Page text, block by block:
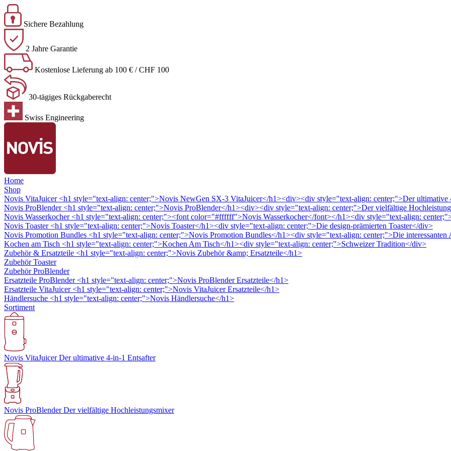
Sichere Bezahlung
2 Jahre Garantie
Kostenlose Lieferung ab 100 € / CHF 100
30-tägiges Rückgaberecht
Swiss Engineering
Home
Shop
Novis VitaJuicer <h1 style="text-align: center;">Novis NewGen SX-3 VitaJuicer</h1><div><div style="text-align: center;">Der
Novis ProBlender <h1 style="text-align: center;">Novis ProBlender</h1><div><div style="text-align: center;">Der vielfältige
Novis Wasserkocher <h1 style="text-align: center;"><font color="#ffffff">Novis Wasserkocher</font></h1><div style="text-align:
Novis Toaster <h1 style="text-align: center;">Novis Toaster</h1><div style="text-align: center;">Die design-prämierten Toaster</div>
Novis Promotion Bundles <h1 style="text-align: center;">Novis Promotion Bundles</h1><div style="text-align: center;">Die interessanten
Kochen am Tisch <h1 style="text-align: center;">Kochen Am Tisch</h1><div style="text-align: center;">Schweizer Tradition</div>
Zubehör & Ersatzteile <h1 style="text-align: center;">Novis Zubehör &amp; Ersatzteile</h1>
Zubehör Toaster
Zubehör ProBlender
Ersatzteile ProBlender <h1 style="text-align: center;">Novis ProBlender Ersatzteile</h1>
Ersatzteile VitaJuicer <h1 style="text-align: center;">Novis VitaJuicer Ersatzteile</h1>
Händlersuche <h1 style="text-align: center;">Novis Händlersuche</h1>
Sortiment
Novis VitaJuicerDer ultimative 4-in-1 Entsafter
Novis ProBlenderDer vielfältige Hochleistungsmixer